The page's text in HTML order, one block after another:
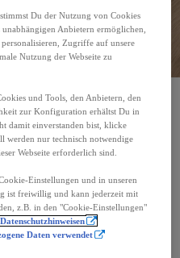
kombiniert 86 - 100 g/km. Gemessen nach
Du der Nutzung von Cookies
Anbietern ermöglichen,
Zugriffe auf unsere
Nutzung der Webseite zu
und Tools, den Anbietern, den
zur Konfiguration erhältst Du in
damit einverstanden bist, klicke
werden nur technisch notwendige
Webseite erforderlich sind.
Einstellungen und in unseren
ist freiwillig und kann jederzeit mit
z.B. in den "Cookie-Einstellungen"
Daten verwendet